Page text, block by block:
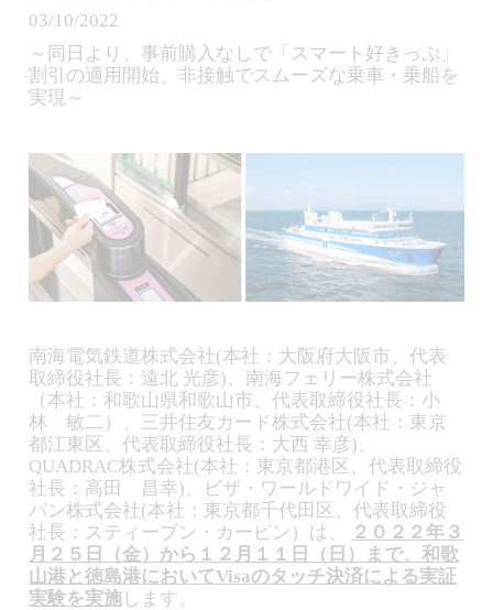
03/10/2022
～同日より、事前購入なしで「スマート好きっぷ」
割引の適用開始、非接触でスムーズな乗車・乗船を
実現～
南海電気鉄道株式会社(本社：大阪府大阪市、代表
取締役社長：遠北 光彦)、南海フェリー株式会社
（本社：和歌山県和歌山市、代表取締役社長：小
林 敏二）、三井住友カード株式会社(本社：東京
都江東区、代表取締役社長：大西 幸彦)、
QUADRAC株式会社(本社：東京都港区、代表取締役
社長：高田 昌幸)、ビザ・ワールドワイド・ジャ
パン株式会社(本社：東京都千代田区、代表取締役
社長：スティーブン・カーピン）は、
２０２２年３
月２５日（金）から１２月１１日（日）まで、和歌
山港と徳島港においてVisaのタッチ決済による実証
実験を実施 します。